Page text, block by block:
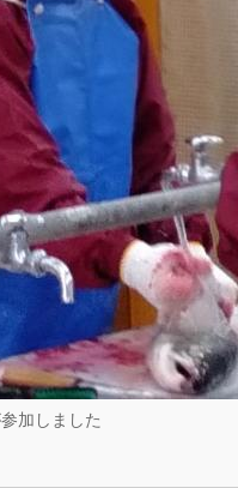
加しました